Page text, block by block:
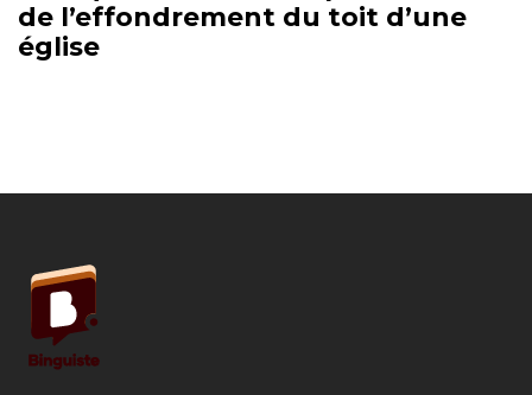
de l’effondrement du toit d’une
église